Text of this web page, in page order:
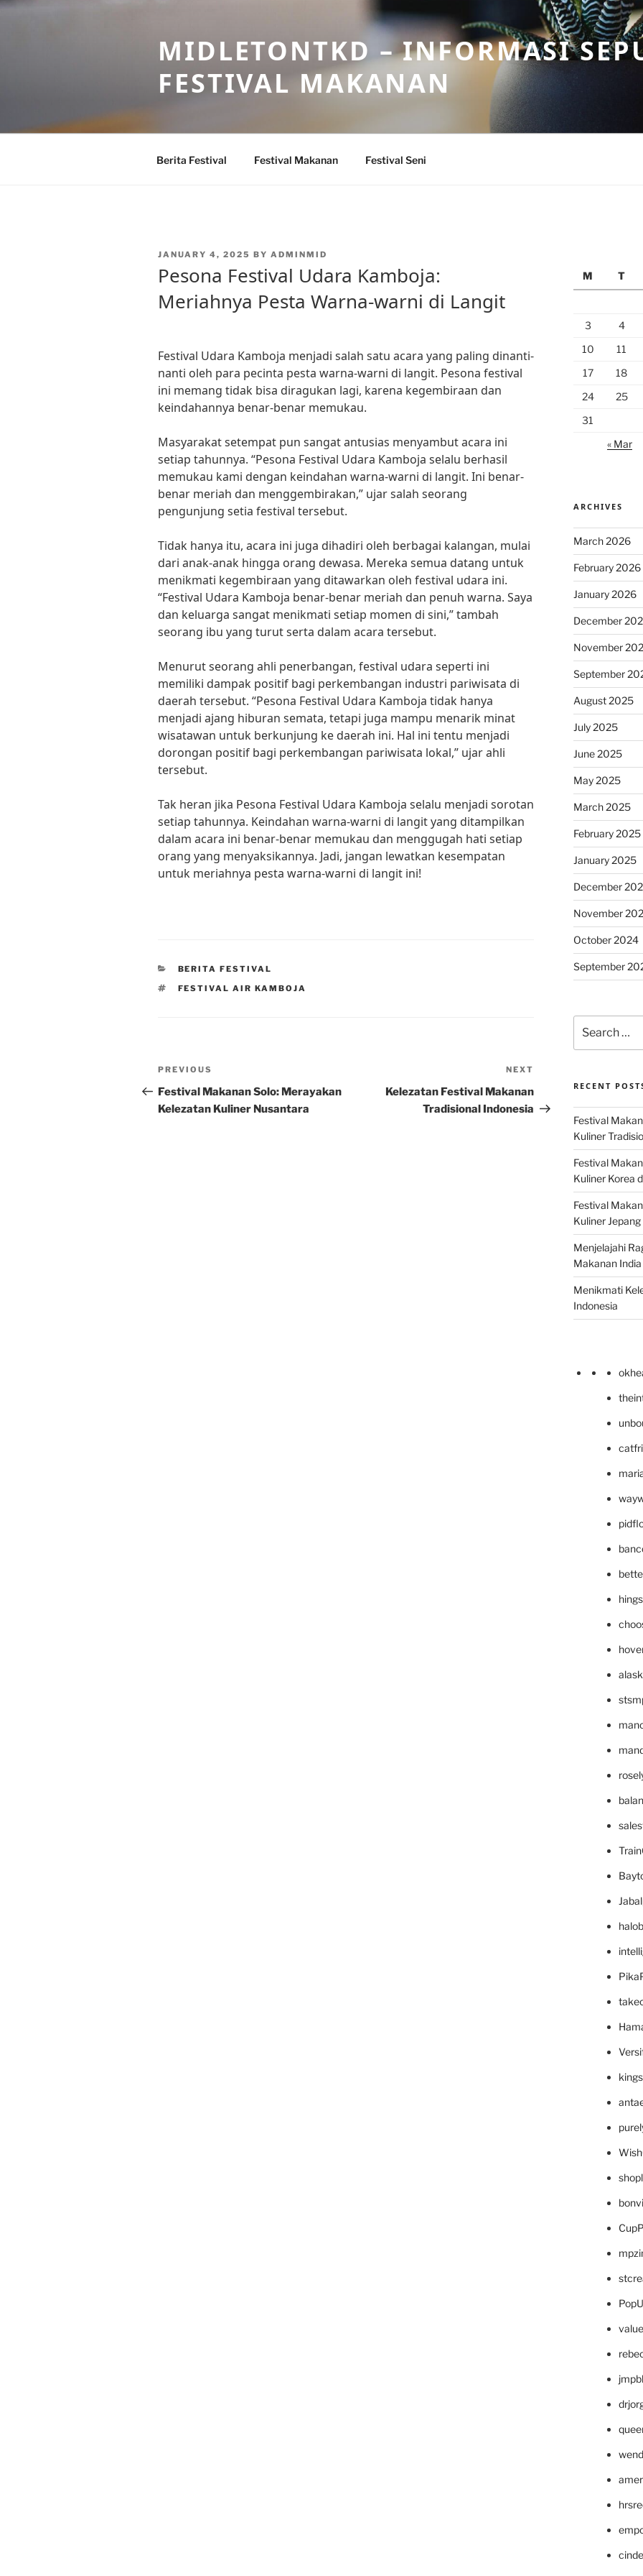
Skip
MIDLETONTKD – INFORMASI
FESTIVAL MAKANAN
Berita Festival Festival Makanan Festival Seni
POSTED
JANUARY 4, 2025 BY ADMINMID
Pesona Festival Udara Kamboja:
Meriahnya Pesta Warna-warni di Langit
Festival Udara Kamboja menjadi salah satu acara yang paling dinanti-
nanti oleh para pecinta pesta warna-warni di langit. Pesona festival
ini memang tidak bisa diragukan lagi, karena kegembiraan dan
keindahannya benar-benar memukau.
Masyarakat setempat pun sangat antusias menyambut acara ini
setiap tahunnya. “Pesona Festival Udara Kamboja selalu berhasil
memukau kami dengan keindahan warna-warni di langit. Ini benar-
benar meriah dan menggembirakan,” ujar salah seorang
pengunjung setia festival tersebut.
Tidak hanya itu, acara ini juga dihadiri oleh berbagai kalangan, mulai
dari anak-anak hingga orang dewasa. Mereka semua datang untuk
menikmati kegembiraan yang ditawarkan oleh festival udara ini.
“Festival Udara Kamboja benar-benar meriah dan penuh warna. Saya
dan keluarga sangat menikmati setiap momen di sini,” tambah
seorang ibu yang turut serta dalam acara tersebut.
Menurut seorang ahli penerbangan, festival udara seperti ini
memiliki dampak positif bagi perkembangan industri pariwisata di
daerah tersebut. “Pesona Festival Udara Kamboja tidak hanya
menjadi ajang hiburan semata, tetapi juga mampu menarik minat
wisatawan untuk berkunjung ke daerah ini. Hal ini tentu menjadi
dorongan positif bagi perkembangan pariwisata lokal,” ujar ahli
tersebut.
Tak heran jika Pesona Festival Udara Kamboja selalu menjadi sorotan
setiap tahunnya. Keindahan warna-warni di langit yang ditampilkan
dalam acara ini benar-benar memukau dan menggugah hati setiap
orang yang menyaksikannya. Jadi, jangan lewatkan kesempatan
untuk meriahnya pesta warna-warni di langit ini!
CATEGORIES
BERITA FESTIVAL
TAGS
FESTIVAL AIR KAMBOJA
Post
navigation
Previous
Post
PREVIOUS
Festival Makanan Solo: Merayakan
Kelezatan Kuliner Nusantara
Post
NEXT
Kelezatan Festival Makanan
Tradisional Indonesia
M
T
3
4
10
11
17
18
24
25
31
« Mar
ARCHIVES
March 2026
February 2026
January 2026
December
November
September
August 2025
July 2025
June 2025
May 2025
March 2025
February 2025
January 2025
December
November
October 2024
September
for:
RECENT
Festival
Kuliner
Festival
Kuliner Korea
Festival
Kuliner
Menjelajahi
Makanan
Menikmati
Indonesia